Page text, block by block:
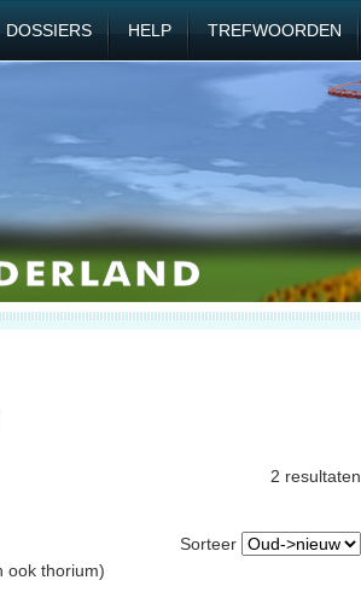
DOSSIERS HELP TREFWOORDEN
2 resultaten
Sorteer
ook thorium)